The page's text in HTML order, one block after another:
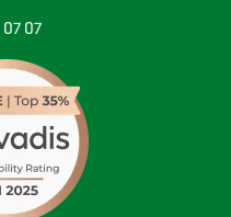
07 07